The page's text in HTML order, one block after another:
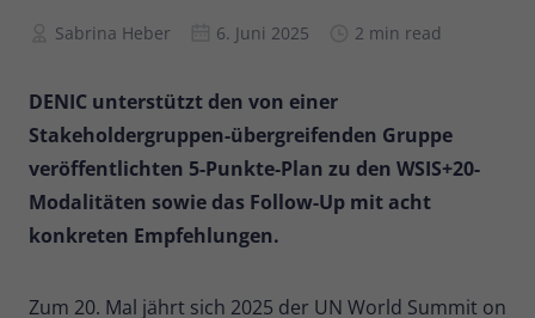
Sabrina Heber 6. Juni 2025 2 min read
DENIC unterstützt den von einer
Stakeholdergruppen-übergreifenden Gruppe
veröffentlichten 5-Punkte-Plan zu den WSIS+20-
Modalitäten sowie das Follow-Up mit acht
konkreten Empfehlungen.
Zum 20. Mal jährt sich 2025 der UN World Summit on
Zur Speicherung der
Besuch der Website verwendet wurde
Name
Anbieter Matomo